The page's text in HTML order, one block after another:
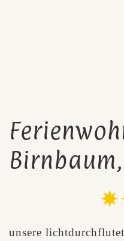
Birnbaum,
unsere